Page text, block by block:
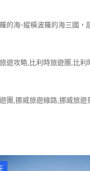
的海-縱橫波羅的海三國，
遊攻略,比利時旅遊團,比
團,挪威旅遊線路,挪威旅遊